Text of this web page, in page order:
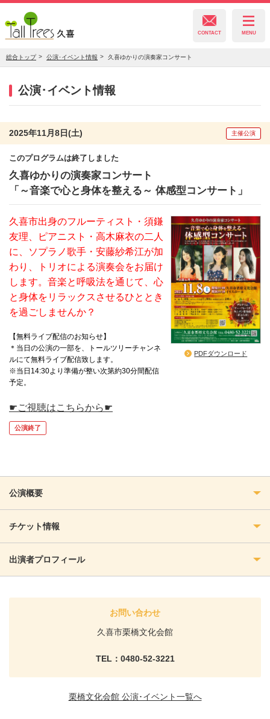
MENU
CONTACT
総合トップ 公演･イベント情報 久喜ゆかりの演奏家コンサート
公演･イベント情報
2025年11月8日(土) 主催公演
このプログラムは終了しました
久喜ゆかりの演奏家コンサート
「～音楽で心と身体を整える～ 体感型コンサート」
久喜市出身のフルーティスト・須鎌
友理、ピアニスト・高木麻衣の二人
に、ソプラノ歌手・安藤紗希江が加
わり、トリオによる演奏会をお届け
します。音楽と呼吸法を通じて、心
と身体をリラックスさせるひととき
を過ごしませんか？
【無料ライブ配信のお知らせ】
＊当日の公演の一部を、トールツリーチャンネ
ルにて無料ライブ配信致します。
※当日14:30より準備が整い次第約30分間配信
予定。
☛ご視聴はこちらから☛
公演終了
PDFダウンロード
公演概要
チケット情報
出演者プロフィール
お問い合わせ
久喜市栗橋文化会館
TEL：0480-52-3221
栗橋文化会館 公演･イベント一覧へ
久喜総合文化会館
栗橋文化会館